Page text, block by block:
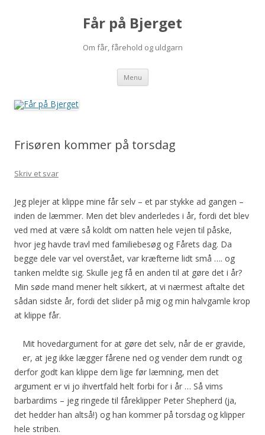
Får på Bjerget
Om får, fårehold og uldgarn
Menu Hop
indhold
Frisøren kommer på torsdag
Skriv et svar
Jeg plejer at klippe mine får selv – et par stykke ad gangen –
inden de læmmer. Men det blev anderledes i år, fordi det blev
ved med at være så koldt om natten hele vejen til påske,
hvor jeg havde travl med familiebesøg og Fårets dag. Da
begge dele var vel overstået, var kræfterne lidt små …. og
tanken meldte sig. Skulle jeg få en anden til at gøre det i år?
Min søde mand mener helt sikkert, at vi nærmest aftalte det
sådan sidste år, fordi det slider på mig og min halvgamle krop
at klippe får.
Mit hovedargument for at gøre det selv, når de er gravide,
er, at jeg ikke lægger fårene ned og vender dem rundt og
derfor godt kan klippe dem lige før læmning, men det
argument er vi jo ihvertfald helt forbi for i år … Så vims
barbardims – jeg ringede til fåreklipper Peter Shepherd (ja,
det hedder han altså!) og han kommer på torsdag og klipper
hele striben.